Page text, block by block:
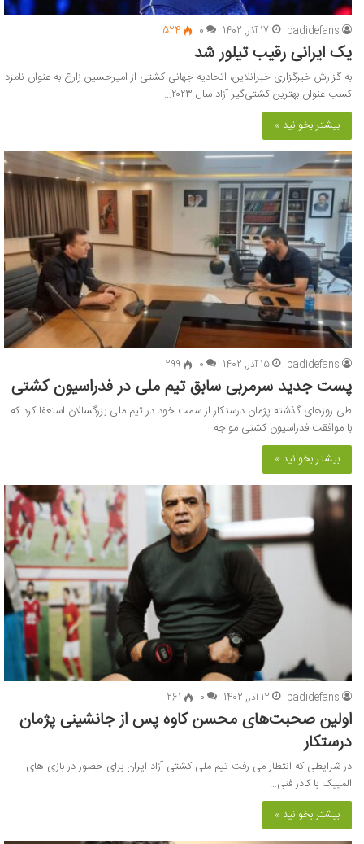
padidefans 17 آذر, 1402 0
524
یک ایرانی رقیب تیلور شد
به گزارش خبرگزاری خبرآنلاین، اتحادیه جهانی کشتی از امیرحسین زارع به عنوان نامزد
کسب عنوان بهترین کشتی‌گیر آزاد سال ۲۰۲۳…
بیشتر بخوانید »
padidefans 15 آذر, 1402 0
299
پست جدید سرمربی سابق تیم ملی در فدراسیون کشتی
طی روزهای گذشته پژمان درستکار از سمت خود در تیم ملی بزرگسالان استعفا کرد که
با موافقت فدراسیون کشتی مواجه…
بیشتر بخوانید »
padidefans 12 آذر, 1402 0
261
اولین صحبت‌های محسن کاوه پس از جانشینی پژمان
درستکار
در شرایطی که انتظار می رفت تیم ملی کشتی آزاد ایران برای حضور در بازی های
المپیک با کادر فنی…
بیشتر بخوانید »